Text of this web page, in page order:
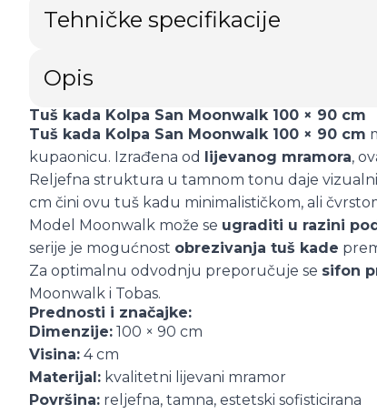
Tehničke specifikacije
Opis
Tuš kada Kolpa San Moonwalk 100 × 90 cm
Tuš kada Kolpa San Moonwalk 100 × 90 cm
kupaonicu. Izrađena od lijevanog mramora,
Reljefna struktura u tamnom tonu daje
cm čini ovu tuš kadu minimalističkom, ali
Model Moonwalk može se ugraditi u razini
serije je mogućnost obrezivanja tuš kade
Za optimalnu odvodnju preporučuje se sifon
Moonwalk i Tobas.
Prednosti i značajke:
Dimenzije: 100 × 90 cm
Visina: 4 cm
Materijal: kvalitetni lijevani mramor
Površina: reljefna, tamna, estetski sofisticirana